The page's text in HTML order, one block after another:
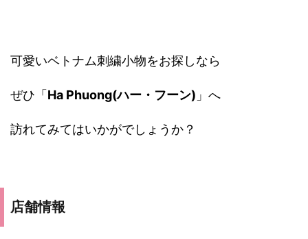
可愛いベトナム刺繍小物をお探しなら
ぜひ「Ha Phuong(ハー・フーン) 」へ
訪れてみてはいかがでしょうか？
店舗情報